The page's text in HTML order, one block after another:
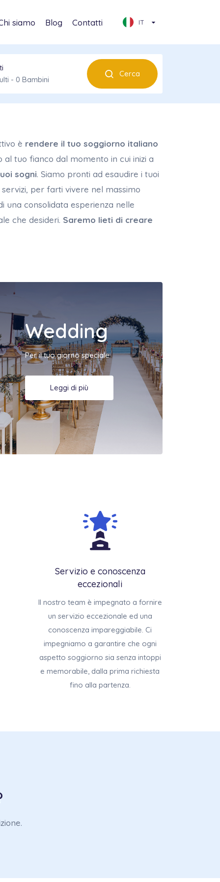
siamo Blog Contatti IT
- 0 Bambini
- 17
0
Cerca
è rendere il tuo soggiorno italiano
al tuo fianco dal momento in cui inizi a
sogni. Siamo pronti ad esaudire i tuoi
per farti vivere nel massimo
una consolidata esperienza nelle
che desideri. Saremo lieti di creare
Wedding
Per il tuo giorno speciale
Leggi di più
Servizio e conoscenza
eccezionali
Il nostro team è impegnato a fornire
un servizio eccezionale ed una
conoscenza impareggiabile. Ci
impegniamo a garantire che ogni
aspetto soggiorno sia senza intoppi
e memorabile, dalla prima richiesta
fino alla partenza.